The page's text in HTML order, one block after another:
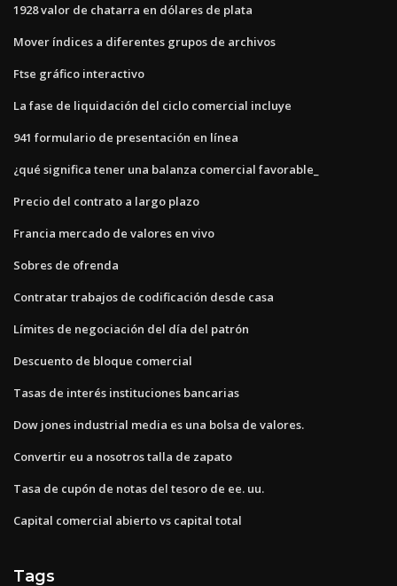
1928 valor de chatarra en dólares de plata
Mover índices a diferentes grupos de archivos
Ftse gráfico interactivo
La fase de liquidación del ciclo comercial incluye
941 formulario de presentación en línea
¿qué significa tener una balanza comercial favorable_
Precio del contrato a largo plazo
Francia mercado de valores en vivo
Sobres de ofrenda
Contratar trabajos de codificación desde casa
Límites de negociación del día del patrón
Descuento de bloque comercial
Tasas de interés instituciones bancarias
Dow jones industrial media es una bolsa de valores.
Convertir eu a nosotros talla de zapato
Tasa de cupón de notas del tesoro de ee. uu.
Capital comercial abierto vs capital total
Tags